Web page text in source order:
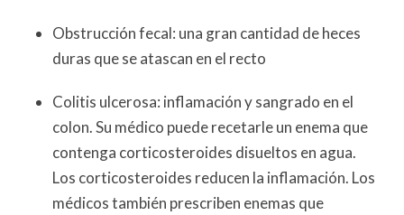
Obstrucción fecal: una gran cantidad de heces
duras que se atascan en el recto
Colitis ulcerosa: inflamación y sangrado en el
colon. Su médico puede recetarle un enema que
contenga corticosteroides disueltos en agua.
Los corticosteroides reducen la inflamación. Los
médicos también prescriben enemas que